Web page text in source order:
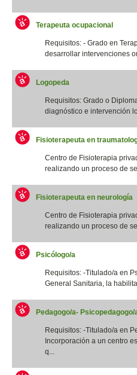
Terapeuta ocupacional
Requisitos: - Grado en
desarrollar intervenciones
Logopeda
Requisitos: Grado o
diagnóstico e intervención
Fisioterapeuta en
Centro de Fisioterapia
realizando un proceso de
Fisioterapeuta en neurología
Centro de Fisioterapia
realizando un proceso de
Psicólogo/a
Requisitos: -Titulado/a en
General Sanitaria, la
Pedagogo/a- Psicopedagogo/
Requisitos: -Titulado/a en
Incorporación a un centro
q...